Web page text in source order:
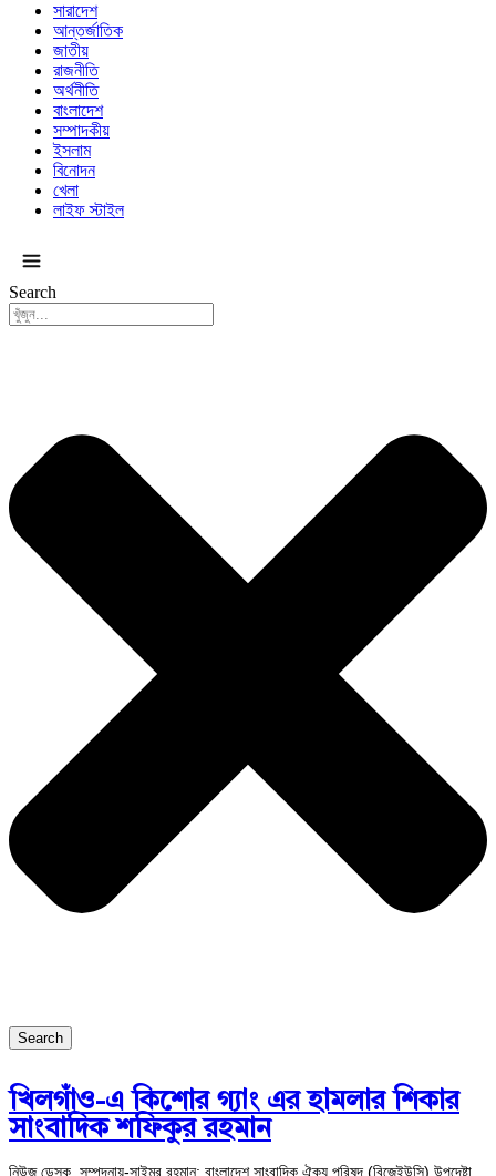
সারাদেশ
আন্তর্জাতিক
জাতীয়
রাজনীতি
অর্থনীতি
বাংলাদেশ
সম্পাদকীয়
ইসলাম
বিনোদন
খেলা
লাইফ স্টাইল
সকল ক্যাটাগরি
Search
Search
খিলগাঁও-এ কিশোর গ্যাং এর হামলার শিকার
সাংবাদিক শফিকুর রহমান
নিউজ ডেস্ক, সম্পদনায়-সাইমুর রহমান: বাংলাদেশ সাংবাদিক ঐক্য পরিষদ (বিজেইউসি) উপদেষ্টা